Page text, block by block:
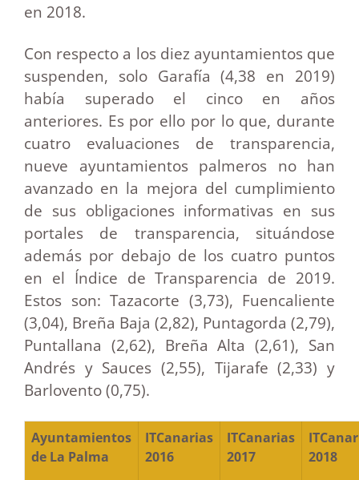
en 2018.
Con respecto a los diez ayuntamientos que
suspenden, solo Garafía (4,38 en 2019)
había superado el cinco en años
anteriores. Es por ello por lo que, durante
cuatro evaluaciones de transparencia,
nueve ayuntamientos palmeros no han
avanzado en la mejora del cumplimiento
de sus obligaciones informativas en sus
portales de transparencia, situándose
además por debajo de los cuatro puntos
en el Índice de Transparencia de 2019.
Estos son: Tazacorte (3,73), Fuencaliente
(3,04), Breña Baja (2,82), Puntagorda (2,79),
Puntallana (2,62), Breña Alta (2,61), San
Andrés y Sauces (2,55), Tijarafe (2,33) y
Barlovento (0,75).
Ayuntamientos
de La Palma
ITCanarias
2016
ITCanarias
2017
2018